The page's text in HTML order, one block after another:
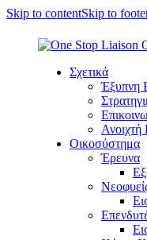
Skip to contentSkip to
Σχετικά
Έξυπνη
Ανοιχτή
Οικοσύστημα
Έρευνα